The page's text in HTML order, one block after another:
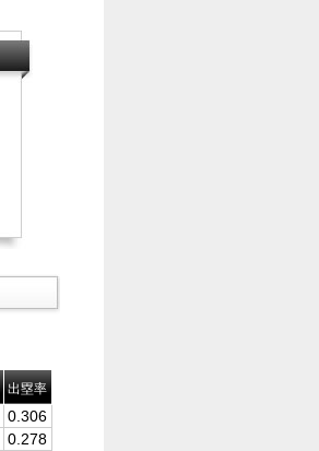
出塁率
0.306
0.278